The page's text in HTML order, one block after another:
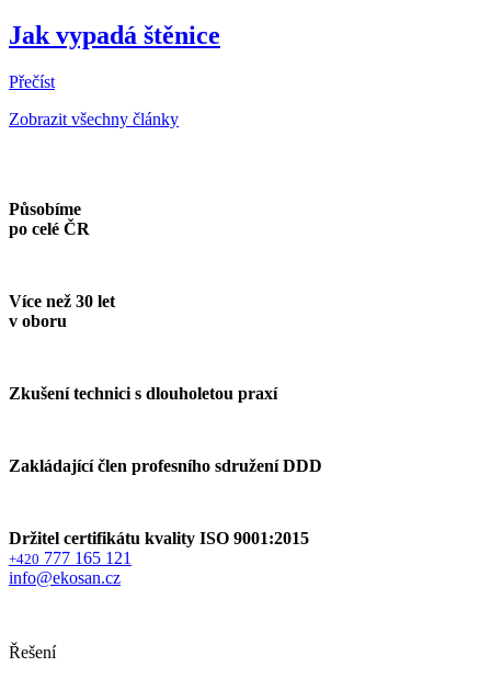
Jak vypadá štěnice
Přečíst
Zobrazit všechny články
Působíme
po celé ČR
Více než 30 let
v oboru
Zkušení technici s dlouholetou praxí
Zakládající člen profesního sdružení DDD
Držitel certifikátu kvality ISO 9001:2015
+420 777 165 121
info@ekosan.cz
Řešení